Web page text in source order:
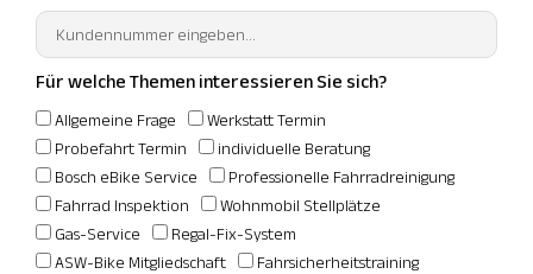
Für welche Themen interessieren Sie sich?
Allgemeine Frage
Werkstatt Termin
Probefahrt Termin
individuelle Beratung
Bosch eBike Service
Professionelle Fahrradreinigung
Fahrrad Inspektion
Wohnmobil Stellplätze
Gas-Service
Regal-Fix-System
ASW-Bike Mitgliedschaft
Fahrsicherheitstraining